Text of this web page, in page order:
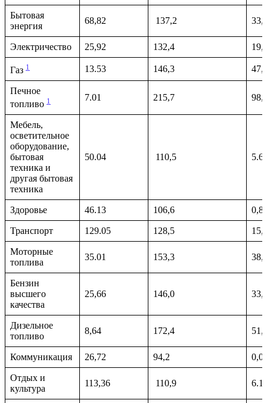
Бытовая
энергия
68,82 137,2
Электричество 25,92 132,4
Газ 1 13.53 146,3
Печное
топливо 1 7.01 215,7
Мебель,
осветительное
оборудование,
бытовая
техника и
другая бытовая
техника
50.04 110,5 5.6
Здоровье 46.13 106,6 0,8
Транспорт 129.05 128,5
Моторные
топлива
35.01 153,3
Бензин
высшего
качества
25,66 146,0
Дизельное
топливо
8,64 172,4
Коммуникация 26,72 94,2 0,0
Отдых и
культура
113,36 110,9 6.1